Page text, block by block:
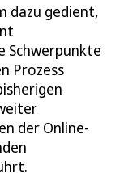
dazu gedient,
Schwerpunkte
Prozess
der Online-